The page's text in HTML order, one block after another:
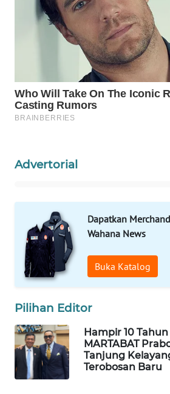
Advertorial
Dapatkan
Wahana News
Buka Katalog
Pilihan Editor
Hampir 10
MARTABAT
Tanjung
Terobosan Baru
WAHANANEWS
ID
WAHANANEWS
NET
SPORT
WAHANA
SELEB
WAHANA
WAHANA
OTOMOTIF
WAHANA